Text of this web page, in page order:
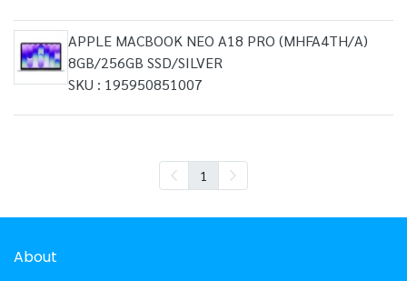
APPLE MACBOOK NEO A18 PRO (MHFA4TH/A)
8GB/256GB SSD/SILVER
SKU : 195950851007
1
About